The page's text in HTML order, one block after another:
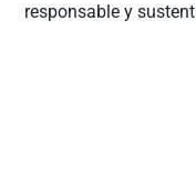
responsable y